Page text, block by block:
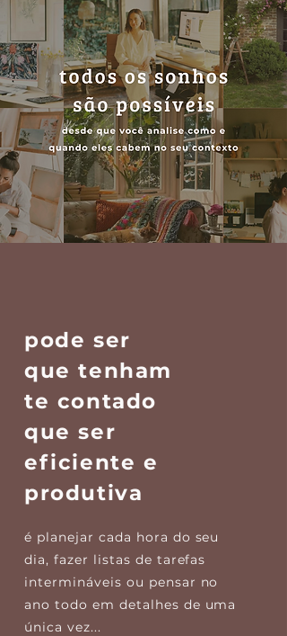
pode ser
que tenham
te contado
que ser
eficiente e
produtiva
é planejar cada hora do seu
dia, fazer listas de tarefas
intermináveis ou pensar no
ano todo em detalhes de uma
única vez...